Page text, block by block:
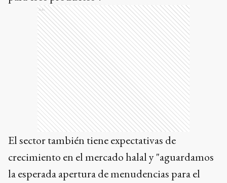
Ads
El sector también tiene expectativas de
crecimiento en el mercado halal y "aguardamos
la esperada apertura de menudencias para el